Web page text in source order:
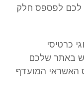
לכם לפספס חלק
כרטיסי
באתר שלכם
האשראי המועדף